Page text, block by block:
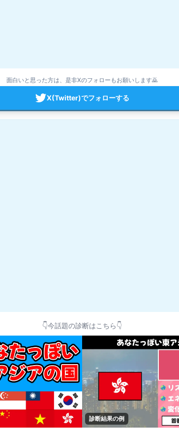
面白いと思った方は、是非Xのフォローもお願いします🙇
X(Twitter)でフォローする
👇今話題の診断はこちら👇
診断結果の例